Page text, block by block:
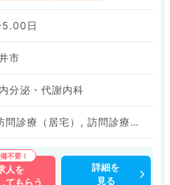
日
市
分泌・代謝内科
一般外来, 訪問診療（居宅）, 訪問診療（施設）, 訪問診療（居宅）, 訪問診療（施設）
人を
てもらう
詳細を
見る